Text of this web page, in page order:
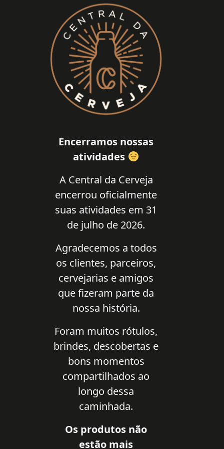
Encerramos nossas
atividades
A Central da Cerveja
encerrou oficialmente
suas atividades em 31
de julho de 2026.
Agradecemos a todos
os clientes, parceiros,
cervejarias e amigos
que fizeram parte da
nossa história.
Foram muitos rótulos,
brindes, descobertas e
bons momentos
compartilhados ao
longo dessa
caminhada.
Os produtos não
estão mais